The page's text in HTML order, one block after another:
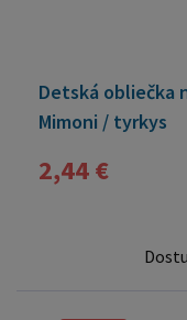
Detská obliečka
Mimoni / tyrkys
2,44 €